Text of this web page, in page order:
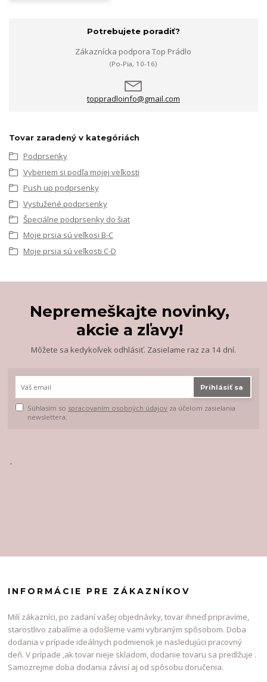
Potrebujete poradiť?
Zákaznícka podpora Top Prádlo
(Po-Pia, 10-16)
toppradloinfo@gmail.com
Tovar zaradený v kategóriách
Podprsenky
Vyberiem si podľa mojej veľkosti
Push up podprsenky
Vystužené podprsenky
Špeciálne podprsenky do šiat
Moje prsia sú veľkosi B-C
Moje prsia sú veľkosti C-D
Nepremeškajte novinky,
akcie a zľavy!
Môžete sa kedykoľvek odhlásiť. Zasielame raz za 14 dní.
Prihlásiť sa
Súhlasím so spracovaním osobných údajov za účelom zasielania
newslettera.
.
INFORMÁCIE PRE ZÁKAZNÍKOV
Milí zákazníci, po zadaní vašej objednávky, tovar ihneď pripravíme,
starostlivo zabalíme a odošleme vami vybraným spôsobom. Doba
dodania v prípade ideálnych podmienok je nasledujúci pracovný
deň. V prípade ,ak tovar nieje skladom, dodanie tovaru sa predlžuje .
Samozrejme doba dodania závisí aj od spôsobu doručenia.